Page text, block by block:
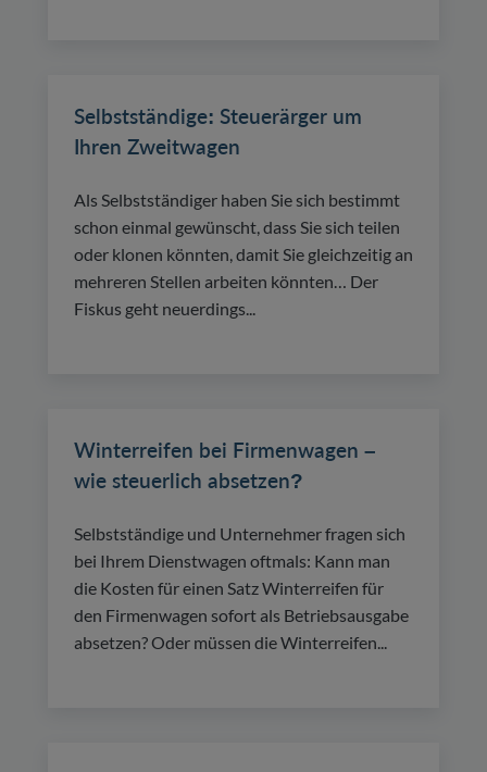
Selbstständige: Steuerärger um
Ihren Zweitwagen
Als Selbstständiger haben Sie sich bestimmt
schon einmal gewünscht, dass Sie sich teilen
oder klonen könnten, damit Sie gleichzeitig an
mehreren Stellen arbeiten könnten… Der
Fiskus geht neuerdings...
Winterreifen bei Firmenwagen –
wie steuerlich absetzen?
Selbstständige und Unternehmer fragen sich
bei Ihrem Dienstwagen oftmals: Kann man
die Kosten für einen Satz Winterreifen für
den Firmenwagen sofort als Betriebsausgabe
absetzen? Oder müssen die Winterreifen...